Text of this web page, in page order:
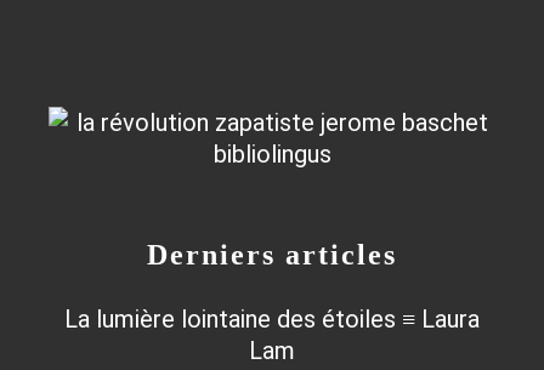
Derniers articles
La lumière lointaine des étoiles ≡ Laura
Lam